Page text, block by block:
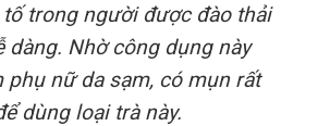
trong người được đào thải
dàng. Nhờ công dụng này
phụ nữ da sạm, có mụn rất
dùng loại trà này.